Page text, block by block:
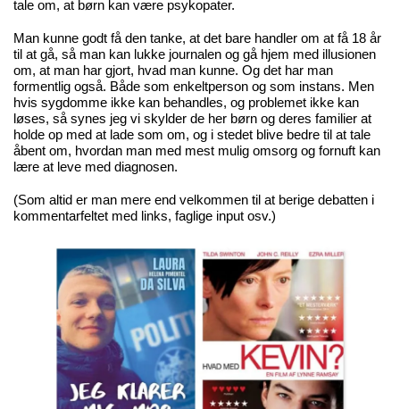
tale om, at børn kan være psykopater.
Man kunne godt få den tanke, at det bare handler om at få 18 år
til at gå, så man kan lukke journalen og gå hjem med illusionen
om, at man har gjort, hvad man kunne. Og det har man
formentlig også. Både som enkeltperson og som instans. Men
hvis sygdomme ikke kan behandles, og problemet ikke kan
løses, så synes jeg vi skylder de her børn og deres familier at
holde op med at lade som om, og i stedet blive bedre til at tale
åbent om, hvordan man med mest mulig omsorg og fornuft kan
lære at leve med diagnosen.
(Som altid er man mere end velkommen til at berige debatten i
kommentarfeltet med links, faglige input osv.)